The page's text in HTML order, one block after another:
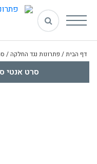
דף הבית/ פתרונות נגד החלקה/
סרט אנטי